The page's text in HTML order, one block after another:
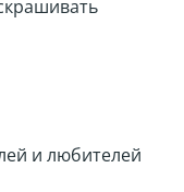
и любителей